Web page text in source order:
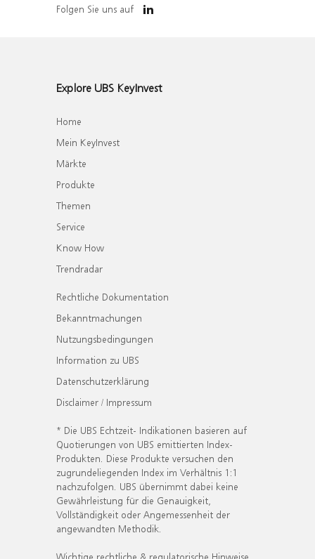
Folgen Sie uns auf
Explore UBS KeyInvest
Home
Mein KeyInvest
Märkte
Produkte
Themen
Service
Know How
Trendradar
Rechtliche Dokumentation
Bekanntmachungen
Nutzungsbedingungen
Information zu UBS
Datenschutzerklärung
Disclaimer / Impressum
* Die UBS Echtzeit- Indikationen basieren auf
Quotierungen von UBS emittierten Index-
Produkten. Diese Produkte versuchen den
zugrundeliegenden Index im Verhältnis 1:1
nachzufolgen. UBS übernimmt dabei keine
Gewährleistung für die Genauigkeit,
Vollständigkeit oder Angemessenheit der
angewandten Methodik.